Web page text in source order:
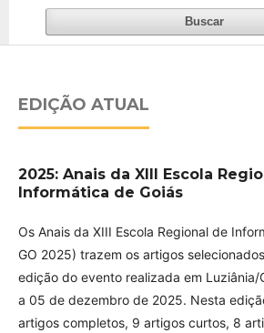
Buscar
EDIÇÃO ATUAL
2025: Anais da XIII Escola
Informática de Goiás
Os Anais da XIII Escola Regional de
GO 2025) trazem os artigos
edição do evento realizada em
a 05 de dezembro de 2025. Nesta
artigos completos, 9 artigos curtos, 8